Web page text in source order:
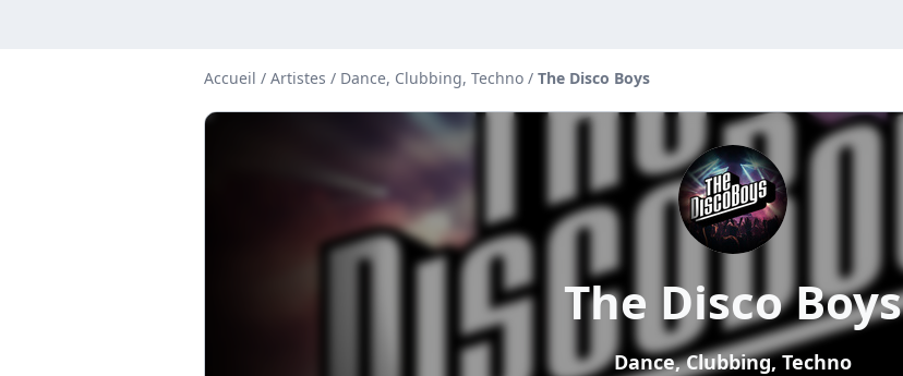
Accueil / Artistes / Dance, Clubbing, Techno / The Disco Boys
The Disco Boys
Dance, Clubbing, Techno